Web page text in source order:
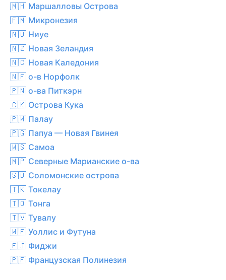
🇲🇭 Маршалловы Острова
🇫🇲 Микронезия
🇳🇺 Ниуе
🇳🇿 Новая Зеландия
🇳🇨 Новая Каледония
🇳🇫 о-в Норфолк
🇵🇳 о-ва Питкэрн
🇨🇰 Острова Кука
🇵🇼 Палау
🇵🇬 Папуа — Новая Гвинея
🇼🇸 Самоа
🇲🇵 Северные Марианские о-ва
🇸🇧 Соломонские острова
🇹🇰 Токелау
🇹🇴 Тонга
🇹🇻 Тувалу
🇼🇫 Уоллис и Футуна
🇫🇯 Фиджи
🇵🇫 Французская Полинезия